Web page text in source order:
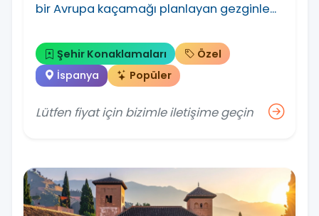
bir Avrupa kaçamağı planlayan gezginle...
Şehir Konaklamaları
Özel
İspanya
Popüler
Lütfen fiyat için bizimle iletişime geçin